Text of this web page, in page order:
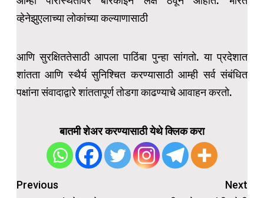
व्हेनेझुएलाच्या लोकांच्या कल्याणासाठी
आणि सुरक्षिततेसाठी आपला पाठिंबा पुन्हा सांगतो. या प्रदेशात
शांतता आणि स्थैर्य सुनिश्चित करण्यासाठी आम्ही सर्व संबंधित
पक्षांना संवादाद्वारे शांततापूर्ण तोडगा काढण्याचे आवाहन करतो.
बातमी शेअर करण्यासाठी येथे क्लिक करा
Post
Previous
Next